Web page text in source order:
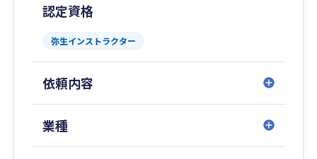
・行政書士法人SMASH申請代行
・株式会社SMASH不動産
・社会保険労務士法人SMASH ROUMU
・森大輔公認会計士事務所(MD C.P.A Office)
■業務提携企業：
・日本ビズアップ株式会社
・中部会計人相互互助会（CAM）
・寺町総合法律事務所
認定資格
弥生インストラクター
依頼内容
業種